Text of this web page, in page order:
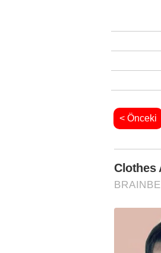
< Önceki